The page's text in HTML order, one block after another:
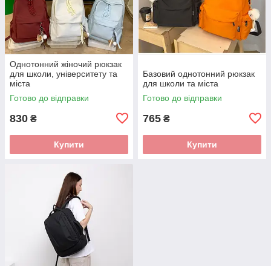
Однотонний жіночий рюкзак
для школи, університету та
міста
Готово до відправки
830 ₴
Купити
Базовий однотонний рюкзак
для школи та міста
Готово до відправки
765 ₴
Купити